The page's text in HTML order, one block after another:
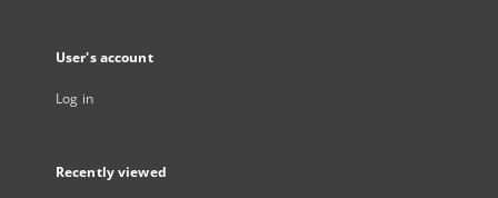
User's account
Log in
Recently viewed